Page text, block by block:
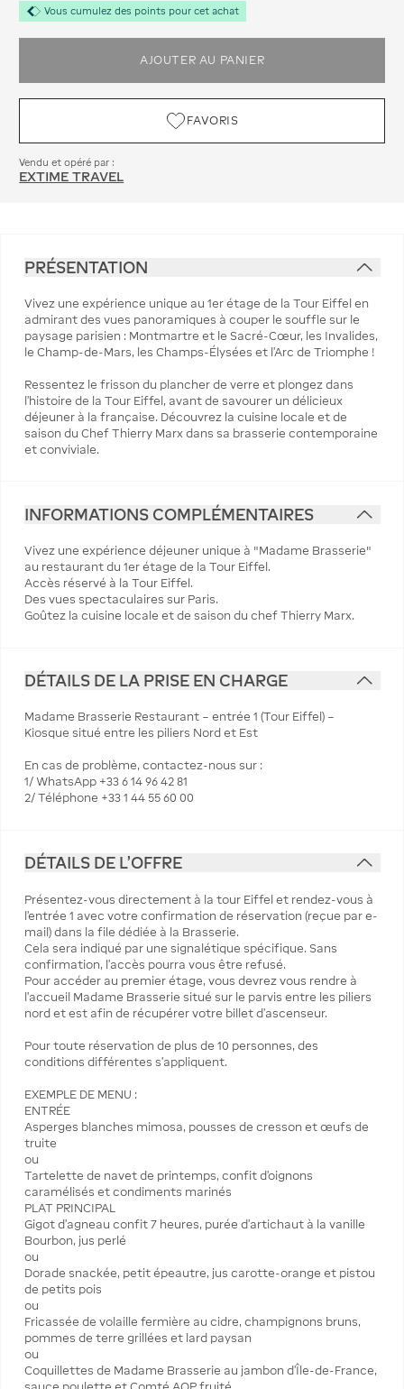
Vous cumulez des points pour cet achat
AJOUTER AU PANIER
FAVORIS
Vendu et opéré par :
EXTIME TRAVEL
PRÉSENTATION
Vivez une expérience unique au 1er étage de la Tour Eiffel en
admirant des vues panoramiques à couper le souffle sur le
paysage parisien : Montmartre et le Sacré-Cœur, les Invalides,
le Champ-de-Mars, les Champs-Élysées et l’Arc de Triomphe !
Ressentez le frisson du plancher de verre et plongez dans
l’histoire de la Tour Eiffel, avant de savourer un délicieux
déjeuner à la française. Découvrez la cuisine locale et de
saison du Chef Thierry Marx dans sa brasserie contemporaine
et conviviale.
INFORMATIONS COMPLÉMENTAIRES
Vivez une expérience déjeuner unique à "Madame Brasserie"
au restaurant du 1er étage de la Tour Eiffel.
Accès réservé à la Tour Eiffel.
Des vues spectaculaires sur Paris.
Goûtez la cuisine locale et de saison du chef Thierry Marx.
DÉTAILS DE LA PRISE EN CHARGE
Madame Brasserie Restaurant – entrée 1 (Tour Eiffel) –
Kiosque situé entre les piliers Nord et Est
En cas de problème, contactez-nous sur :
1/ WhatsApp +33 6 14 96 42 81
2/ Téléphone +33 1 44 55 60 00
DÉTAILS DE L'OFFRE
Présentez-vous directement à la tour Eiffel et rendez-vous à
l’entrée 1 avec votre confirmation de réservation (reçue par e-
mail) dans la file dédiée à la Brasserie.
Cela sera indiqué par une signalétique spécifique. Sans
confirmation, l’accès pourra vous être refusé.
Pour accéder au premier étage, vous devrez vous rendre à
l’accueil Madame Brasserie situé sur le parvis entre les piliers
nord et est afin de récupérer votre billet d’ascenseur.
Pour toute réservation de plus de 10 personnes, des
conditions différentes s’appliquent.
EXEMPLE DE MENU :
ENTRÉE
Asperges blanches mimosa, pousses de cresson et œufs de
truite
ou
Tartelette de navet de printemps, confit d’oignons
caramélisés et condiments marinés
PLAT PRINCIPAL
Gigot d’agneau confit 7 heures, purée d’artichaut à la vanille
Bourbon, jus perlé
ou
Dorade snackée, petit épeautre, jus carotte-orange et pistou
de petits pois
ou
Fricassée de volaille fermière au cidre, champignons bruns,
pommes de terre grillées et lard paysan
ou
Coquillettes de Madame Brasserie au jambon d’Île-de-France,
sauce poulette et Comté AOP fruité